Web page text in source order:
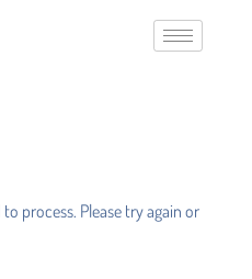
process. Please try again or